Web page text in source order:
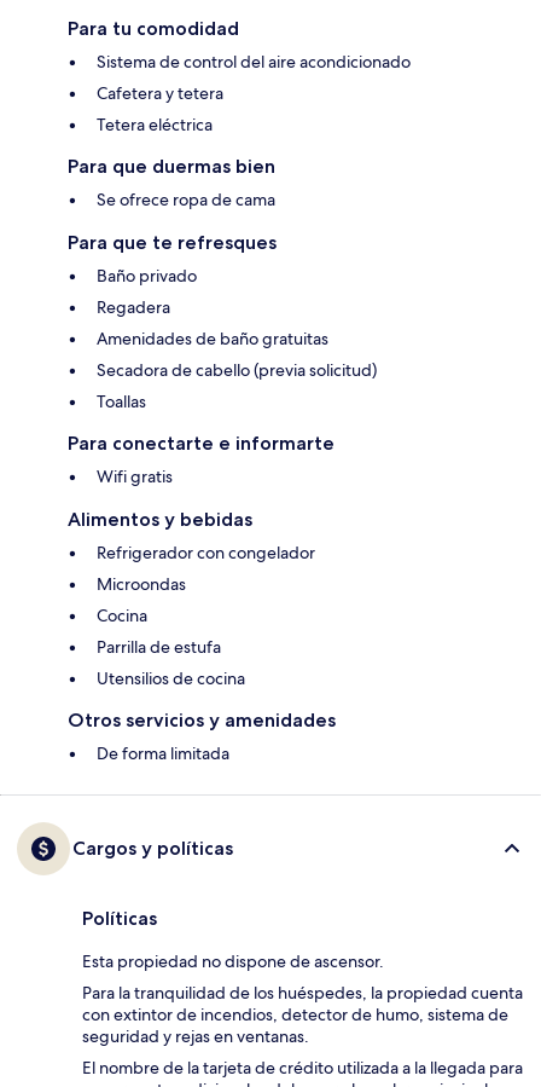
Para tu comodidad
Sistema de control del aire acondicionado
Cafetera y tetera
Tetera eléctrica
Para que duermas bien
Se ofrece ropa de cama
Para que te refresques
Baño privado
Regadera
Amenidades de baño gratuitas
Secadora de cabello (previa solicitud)
Toallas
Para conectarte e informarte
Wifi gratis
Alimentos y bebidas
Refrigerador con congelador
Microondas
Cocina
Parrilla de estufa
Utensilios de cocina
Otros servicios y amenidades
De forma limitada
Cargos y políticas
Políticas
Esta propiedad no dispone de ascensor.
Para la tranquilidad de los huéspedes, la propiedad cuenta
con extintor de incendios, detector de humo, sistema de
seguridad y rejas en ventanas.
El nombre de la tarjeta de crédito utilizada a la llegada para